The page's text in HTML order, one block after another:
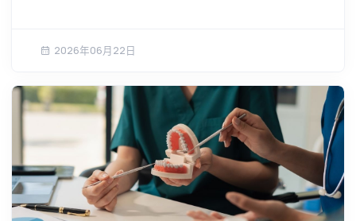
2026年06月22日